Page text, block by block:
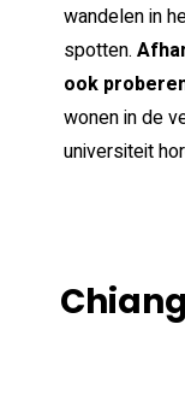
wandelen in
spotten.
ook
wonen in de
universiteit